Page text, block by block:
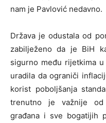
nam je Pavlović nedavno.
Država je odustala od
zabilježeno da je BiH
sigurno među rijetkima
uradila da ograniči
korist poboljšanja
trenutno je važnije od
građana i sve bogatijih